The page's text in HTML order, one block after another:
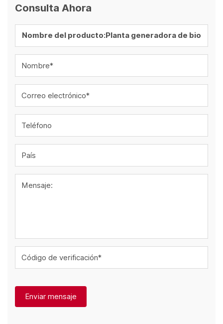
Consulta Ahora
Nombre*
Correo electrónico*
Teléfono
País
Mensaje:
Código de verificación*
Enviar mensaje